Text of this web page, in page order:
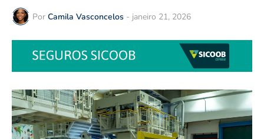
Por Camila Vasconcelos - janeiro 21, 2026